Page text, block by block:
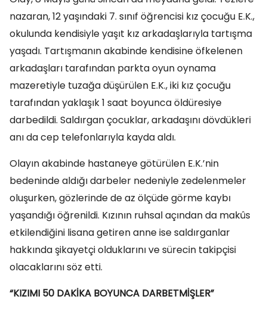
nazaran, 12 yaşındaki 7. sınıf öğrencisi kız çocuğu E.K.,
okulunda kendisiyle yaşıt kız arkadaşlarıyla tartışma
yaşadı. Tartışmanın akabinde kendisine öfkelenen
arkadaşları tarafından parkta oyun oynama
mazeretiyle tuzağa düşürülen E.K., iki kız çocuğu
tarafından yaklaşık 1 saat boyunca öldüresiye
darbedildi. Saldırgan çocuklar, arkadaşını dövdükleri
anı da cep telefonlarıyla kayda aldı.
Olayın akabinde hastaneye götürülen E.K.’nin
bedeninde aldığı darbeler nedeniyle zedelenmeler
oluşurken, gözlerinde de az ölçüde görme kaybı
yaşandığı öğrenildi. Kızının ruhsal açından da makûs
etkilendiğini lisana getiren anne ise saldırganlar
hakkında şikayetçi olduklarını ve sürecin takipçisi
olacaklarını söz etti.
“KIZIMI 50 DAKİKA BOYUNCA DARBETMİŞLER”